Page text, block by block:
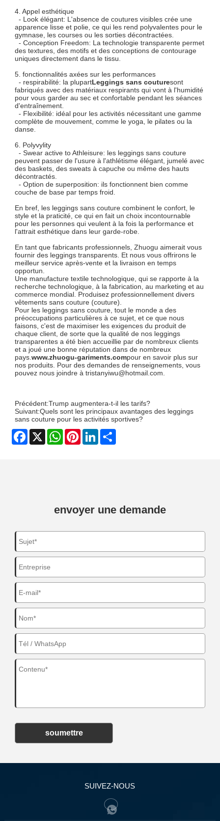
4. Appel esthétique
- Look élégant: L'absence de coutures visibles crée une
apparence lisse et polie, ce qui les rend polyvalentes pour le
gymnase, les courses ou les sorties décontractées.
- Conception Freedom: La technologie transparente permet
des textures, des motifs et des conceptions de contourage
uniques directement dans le tissu.
5. fonctionnalités axées sur les performances
- respirabilité: la plupartLeggings sans couturesont
fabriqués avec des matériaux respirants qui vont à l'humidité
pour vous garder au sec et confortable pendant les séances
d'entraînement.
- Flexibilité: idéal pour les activités nécessitant une gamme
complète de mouvement, comme le yoga, le pilates ou la
danse.
6. Polyvylity
- Swear active to Athleisure: les leggings sans couture
peuvent passer de l'usure à l'athlétisme élégant, jumelé avec
des baskets, des sweats à capuche ou même des hauts
décontractés.
- Option de superposition: ils fonctionnent bien comme
couche de base par temps froid.
En bref, les leggings sans couture combinent le confort, le
style et la praticité, ce qui en fait un choix incontournable
pour les personnes qui veulent à la fois la performance et
l'attrait esthétique dans leur garde-robe.
En tant que fabricants professionnels, Zhuogu aimerait vous
fournir des leggings transparents. Et nous vous offrirons le
meilleur service après-vente et la livraison en temps
opportun.
Une manufacture textile technologique, qui se rapporte à la
recherche technologique, à la fabrication, au marketing et au
commerce mondial. Produisez professionnellement divers
vêtements sans couture (couture).
Pour les leggings sans couture, tout le monde a des
préoccupations particulières à ce sujet, et ce que nous
faisons, c'est de maximiser les exigences du produit de
chaque client, de sorte que la qualité de nos leggings
transparentes a été bien accueillie par de nombreux clients
et a joué une bonne réputation dans de nombreux
pays.www.zhuogu-gariments.compour en savoir plus sur
nos produits. Pour des demandes de renseignements, vous
pouvez nous joindre à tristanyiwu@hotmail.com.
Précédent:Trump augmentera-t-il les tarifs?
Suivant:Quels sont les principaux avantages des leggings
sans couture pour les activités sportives?
Facebook
X WhatsAppPinterestLinkedIn
envoyer une demande
soumettre
SUIVEZ-NOUS